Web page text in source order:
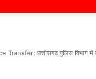
Transfer: छत्तीसगढ़ पुलिस विभाग में